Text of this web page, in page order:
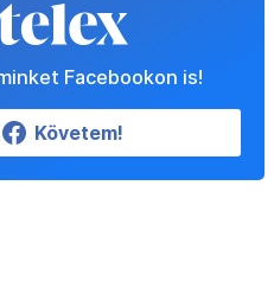
Facebookon is!
Követem!